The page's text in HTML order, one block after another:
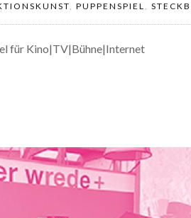
, PUPPENSPIEL ,
für Kino|TV|Bühne|Internet